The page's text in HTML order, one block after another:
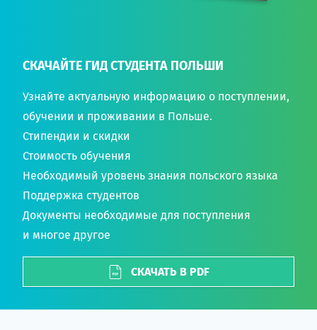
СКАЧАЙТЕ ГИД СТУДЕНТА ПОЛЬШИ
Узнайте актуальную информацию о поступлении,
обучении и проживании в Польше.
Стипендии и скидки
Стоимость обучения
Необходимый уровень знания польского языка
Поддержка студентов
Документы необходимые для поступления
и многое другое
СКАЧАТЬ В PDF